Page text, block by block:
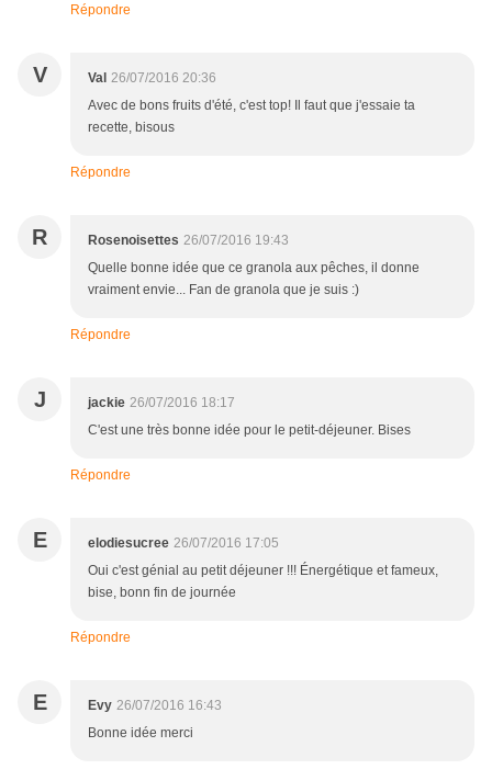
Répondre
V Val 26/07/2016 20:36
Avec de bons fruits d'été, c'est top! Il faut que j'essaie ta
recette, bisous
Répondre
R Rosenoisettes 26/07/2016 19:43
Quelle bonne idée que ce granola aux pêches, il donne
vraiment envie... Fan de granola que je suis :)
Répondre
J jackie 26/07/2016 18:17
C'est une très bonne idée pour le petit-déjeuner. Bises
Répondre
E elodiesucree 26/07/2016 17:05
Oui c'est génial au petit déjeuner !!! Énergétique et fameux,
bise, bonn fin de journée
Répondre
E Evy 26/07/2016 16:43
Bonne idée merci